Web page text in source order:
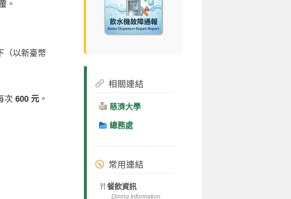
。
（以新臺幣
次600 元 。
相關連結
慈濟大學
總務處
常用連結
餐飲資訊
Dining Information